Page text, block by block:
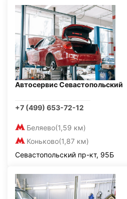
Автосервис Севастопольский
+7 (499) 653-72-12
Беляево(1,59 км)
Коньково(1,87 км)
Севастопольский пр-кт, 95Б